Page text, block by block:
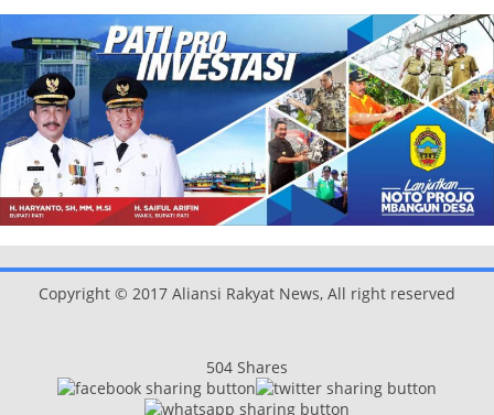
Copyright © 2017 Aliansi Rakyat News, All right reserved
504 Shares